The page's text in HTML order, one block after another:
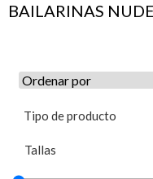
BAILARINAS NUDE
Tipo de producto
Tallas